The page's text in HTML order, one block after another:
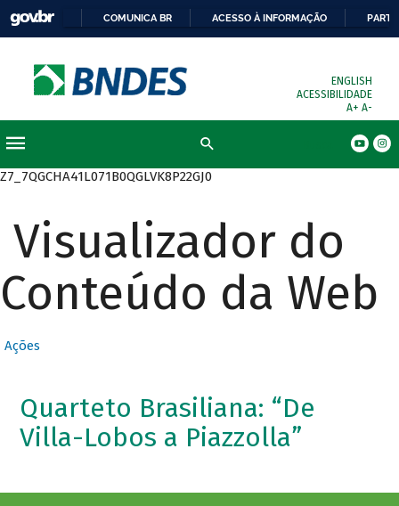
COMUNICA BR ACESSO À INFORMAÇÃO
ENGLISH
ACESSIBILIDADE
A+ A-
Z7_7QGCHA41L071B0QGLVK8P22GJ0
Visualizador do
Conteúdo da Web
Ações
Quarteto Brasiliana: “De
Villa-Lobos a Piazzolla”